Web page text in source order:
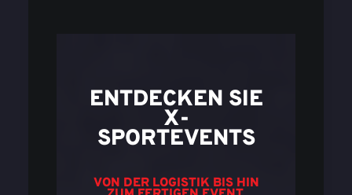
ENTDECKEN SIE
X-
SPORTEVENTS
VON DER LOGISTIK BIS HIN